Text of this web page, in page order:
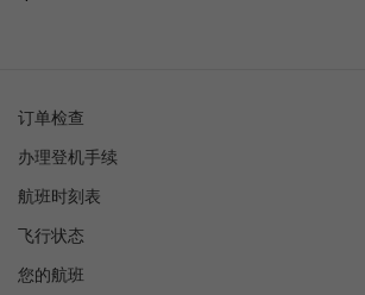
订单检查
办理登机手续
航班时刻表
飞行状态
您的航班